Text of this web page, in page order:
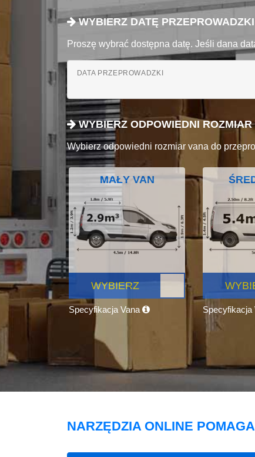
WYBIERZ DATĘ PRZEPROWADZKI
Proszę wybrać dostępna datę. Jeśli dana
DATA PRZEPROWADZKI
WYBIERZ ODPOWIEDNI
Wybierz odpowiedni rozmiar vana do
MAŁY VAN
WYBIERZ
Specyfikacja Vana Specyfikacja
NARZĘDZIA ONLINE